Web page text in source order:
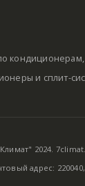
кондиционерам,
и сплит-
2024.
адрес: